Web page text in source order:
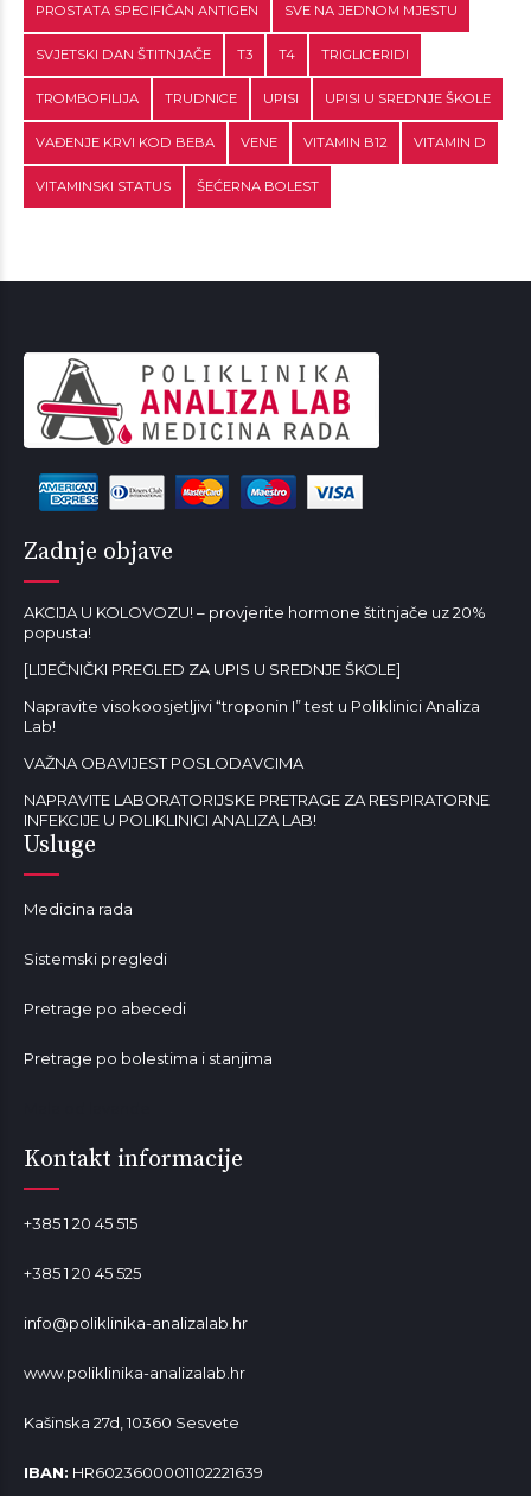
PROSTATA SPECIFIČAN ANTIGEN SVE NA JEDNOM MJESTU
SVJETSKI DAN ŠTITNJAČE T3 T4 TRIGLICERIDI
TROMBOFILIJA TRUDNICE UPISI UPISI U SREDNJE ŠKOLE
VAĐENJE KRVI KOD BEBA VENE VITAMIN B12 VITAMIN D
VITAMINSKI STATUS ŠEĆERNA BOLEST
Zadnje objave
AKCIJA U KOLOVOZU! – provjerite hormone štitnjače uz 20%
popusta!
[LIJEČNIČKI PREGLED ZA UPIS U SREDNJE ŠKOLE]
Napravite visokoosjetljivi “troponin I” test u Poliklinici Analiza
Lab!
VAŽNA OBAVIJEST POSLODAVCIMA
NAPRAVITE LABORATORIJSKE PRETRAGE ZA RESPIRATORNE
INFEKCIJE U POLIKLINICI ANALIZA LAB!
Usluge
Medicina rada
Sistemski pregledi
Pretrage po abecedi
Pretrage po bolestima i stanjima
Kontakt informacije
+385 1 20 45 515
+385 1 20 45 525
info@poliklinika-analizalab.hr
www.poliklinika-analizalab.hr
Kašinska 27d, 10360 Sesvete
IBAN: HR6023600001102221639